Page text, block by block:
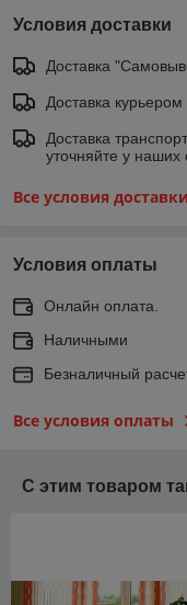
Условия доставки
Доставка
Доставка курьером
Доставка
уточняйте у наших
Все условия доставки
Условия оплаты
Онлайн оплата.
Наличными
Безналичный
Все условия оплаты
С этим товаром